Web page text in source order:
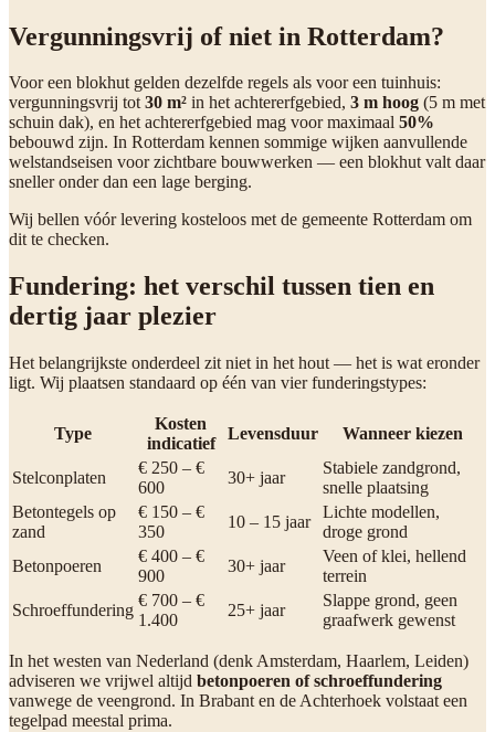
Vergunningsvrij of niet in Rotterdam?
Voor een blokhut gelden dezelfde regels als voor een tuinhuis:
vergunningsvrij tot30 m² in het achtererfgebied, 3 m hoog (5 m met
schuin dak), en het achtererfgebied mag voor maximaal 50%
bebouwd zijn. In Rotterdam kennen sommige wijken aanvullende
welstandseisen voor zichtbare bouwwerken — een blokhut valt daar
sneller onder dan een lage berging.
Wij bellen vóór levering kosteloos met de gemeente Rotterdam om
dit te checken.
Fundering: het verschil tussen tien en
dertig jaar plezier
Het belangrijkste onderdeel zit niet in het hout — het is wat eronder
ligt. Wij plaatsen standaard op één van vier funderingstypes:
Type
Kosten
indicatief
Levensduur Wanneer kiezen
Stelconplaten
€ 250 – €
600
30+ jaar
Stabiele zandgrond,
snelle plaatsing
Betontegels op
zand
€ 150 – €
350
10 – 15 jaar
Lichte modellen,
droge grond
Betonpoeren
€ 400 – €
900
30+ jaar
Veen of klei, hellend
terrein
Schroeffundering
€ 700 – €
1.400
25+ jaar
Slappe grond, geen
graafwerk gewenst
In het westen van Nederland (denk Amsterdam, Haarlem, Leiden)
adviseren we vrijwel altijd betonpoeren of schroeffundering
vanwege de veengrond. In Brabant en de Achterhoek volstaat een
tegelpad meestal prima.